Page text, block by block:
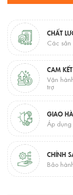
CHẤT
Các
CAM
Vận
trợ
GIAO
Áp dụng
CHÍNH
Bảo